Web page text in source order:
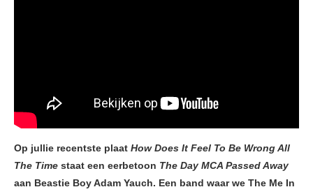
Op jullie recentste plaat How Does It Feel To Be Wrong All
The Time staat een eerbetoon The Day MCA Passed Away
aan Beastie Boy Adam Yauch. Een band waar we The Me In